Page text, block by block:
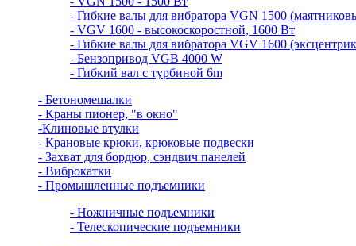
- Гибкие валы для вибратора VGN 1500
- VGV 1600 - высокоскоростной, 1600 Вт
- Гибкие валы для вибратора VGV 1600
- Бензопривод VGB 4000 W
- Гибкий вал с турбиной 6m
- Бетономешалки
- Краны пионер, "в окно"
-Клиновые втулки
- Крановые крюки, крюковые подвески
- Захват для бордюр, сэндвич панелей
- Виброкатки
- Промышленные подъемники
- Ножничные подъемники
- Телескопические подъемники